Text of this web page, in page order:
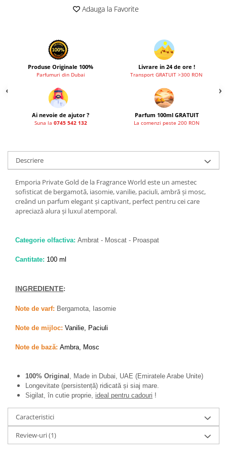
French Avenue
Grandeur Elite
Jenny Glow
Lattafa Pride
Maison Alhambra
Montage Brands
Nusuk
Rave
Vurv
Mai Multe >>
Parfumuri Clona Originale
Recenzii clienti
Blog
Adauga la Favorite
Produse Originale 100%
Parfumuri din Dubai
Livrare in 24 de ore !
Transport GRATUIT >300 RON
Ai nevoie de ajutor ?
Suna la 0745 542 132
Parfum 100ml GRATUIT
La comenzi peste 200 RON
Descriere
Emporia Private Gold de la Fragrance World este un amestec
sofisticat de bergamotă, iasomie, vanilie, paciuli, ambră și mosc,
creând un parfum elegant și captivant, perfect pentru cei care
apreciază alura și luxul atemporal.
Categorie olfactiva: Ambrat - Moscat - Proaspat
Cantitate: 100 ml
INGREDIENTE:
Note de varf: Bergamota, Iasomie
Note de mijloc: Vanilie, Paciuli
Note de bază: Ambra, Mosc
100% Original , Made in Dubai, UAE (Emiratele Arabe Unite)
Longevitate (persistență) ridicată și siaj mare.
Sigilat, în cutie proprie, ideal pentru cadouri !
Caracteristici
Review-uri(1)